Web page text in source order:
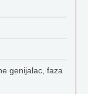
genijalac, faza